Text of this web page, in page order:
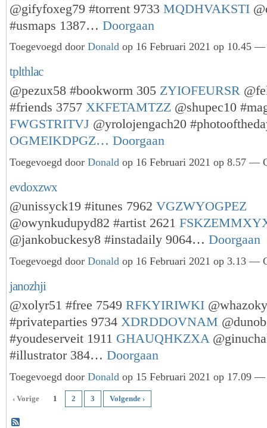
@gifyfoxeg79 #torrent 9733 MQDHVAKSTI
#usmaps 1387… Doorgaan
Toegevoegd door Donald op 16 Februari 2021 op 10.45 —
tplthlac
@pezux58 #bookworm 305 ZYIOFEURSR
#friends 3757 XKFETAMTZZ @shupec10
FWGSTRITVJ @yrolojengach20
OGMEIKDPGZ… Doorgaan
Toegevoegd door Donald op 16 Februari 2021 op 8.57 —
evdoxzwx
@unissyck19 #itunes 7962 VGZWYOGPEZ
@owynkudupyd82 #artist 2621
@jankobuckesy8 #instadaily 9064… Doorgaan
Toegevoegd door Donald op 16 Februari 2021 op 3.13 —
janozhji
@xolyr51 #free 7549 RFKYIRIWKI
#privateparties 9734 XDRDDOVNAM
#youdeserveit 1911 GHAUQHKZXA
#illustrator 384… Doorgaan
Toegevoegd door Donald op 15 Februari 2021 op 17.09 —
‹ Vorige 1 2 3 Volgende ›